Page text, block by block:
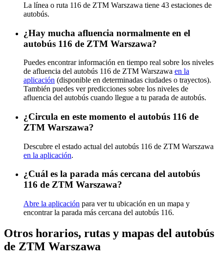
La línea o ruta 116 de ZTM Warszawa tiene 43 estaciones de
autobús.
¿Hay mucha afluencia normalmente en el
autobús 116 de ZTM Warszawa?
Puedes encontrar información en tiempo real sobre los niveles
de afluencia del autobús 116 de ZTM Warszawa en la
aplicación (disponible en determinadas ciudades o trayectos).
También puedes ver predicciones sobre los niveles de
afluencia del autobús cuando llegue a tu parada de autobús.
¿Circula en este momento el autobús 116 de
ZTM Warszawa?
Descubre el estado actual del autobús 116 de ZTM Warszawa
en la aplicación.
¿Cuál es la parada más cercana del autobús
116 de ZTM Warszawa?
Abre la aplicación para ver tu ubicación en un mapa y
encontrar la parada más cercana del autobús 116.
Otros horarios, rutas y mapas del autobús
de ZTM Warszawa